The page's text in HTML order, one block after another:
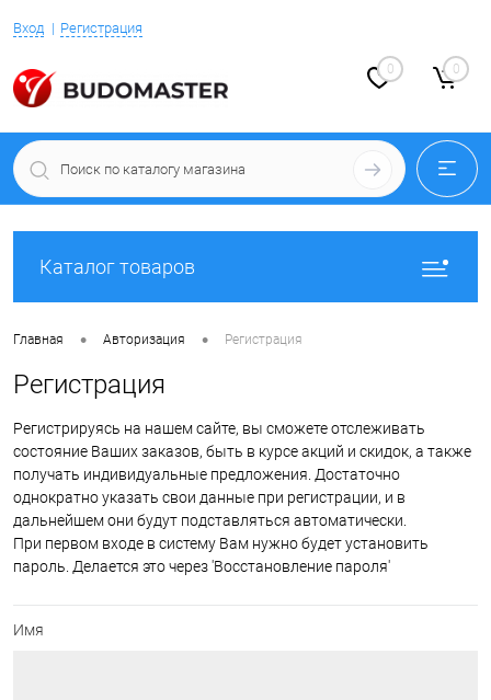
Вход Регистрация
0 0
Каталог товаров
Главная • Авторизация • Регистрация
Регистрация
Регистрируясь на нашем сайте, вы сможете отслеживать
состояние Ваших заказов, быть в курсе акций и скидок, а также
получать индивидуальные предложения. Достаточно
однократно указать свои данные при регистрации, и в
дальнейшем они будут подставляться автоматически.
При первом входе в систему Вам нужно будет установить
пароль. Делается это через 'Восстановление пароля'
Имя